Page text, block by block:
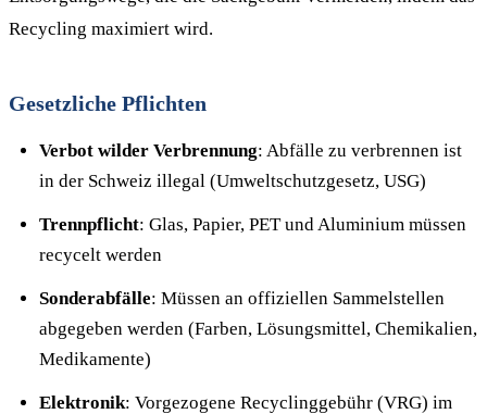
Recycling maximiert wird.
Gesetzliche Pflichten
Verbot wilder Verbrennung: Abfälle zu verbrennen ist
in der Schweiz illegal (Umweltschutzgesetz, USG)
Trennpflicht: Glas, Papier, PET und Aluminium müssen
recycelt werden
Sonderabfälle: Müssen an offiziellen Sammelstellen
abgegeben werden (Farben, Lösungsmittel, Chemikalien,
Medikamente)
Elektronik: Vorgezogene Recyclinggebühr (VRG) im